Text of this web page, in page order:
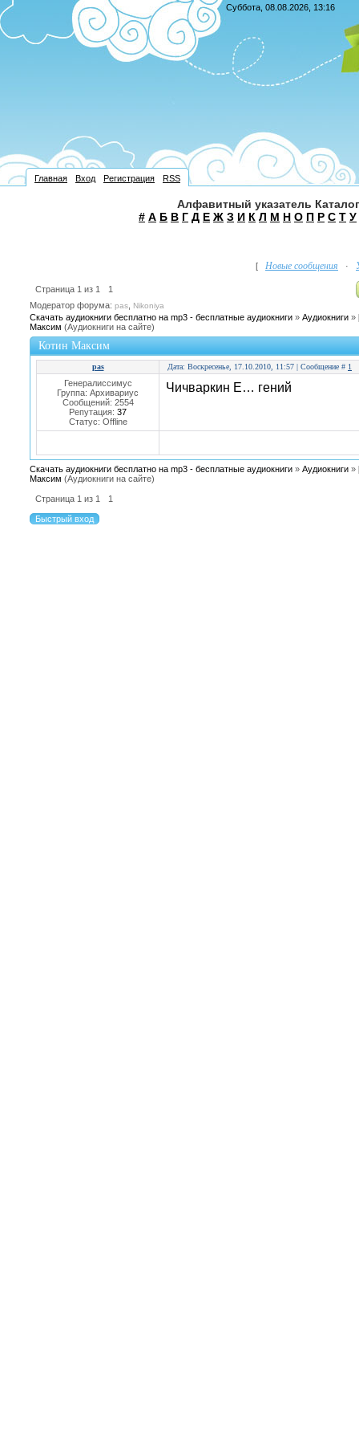
Суббота, 08.08.2026, 13:16
Главная Вход Регистрация RSS
Алфавитный указатель
# А Б В Г Д Е Ж З И К Л М Н О П Р С Т У
[ Новые сообщения ·
Страница 1 из 1
1
Модератор форума: pas Nikoniya
Скачать аудиокниги бесплатно на mp3 - бесплатные аудиокниги » Аудиокниги »
Максим (Аудиокниги на сайте)
Котин Максим
pas Дата: Воскресенье, 17.10.2010, 11:57 | Сообщение # 1
Генералиссимус
Группа: Архивариус
Сообщений: 2554
Репутация: 37
Статус: Offline
Чичваркин Е… гений
Скачать аудиокниги бесплатно на mp3 - бесплатные аудиокниги » Аудиокниги »
Максим (Аудиокниги на сайте)
Страница 1 из 1 1